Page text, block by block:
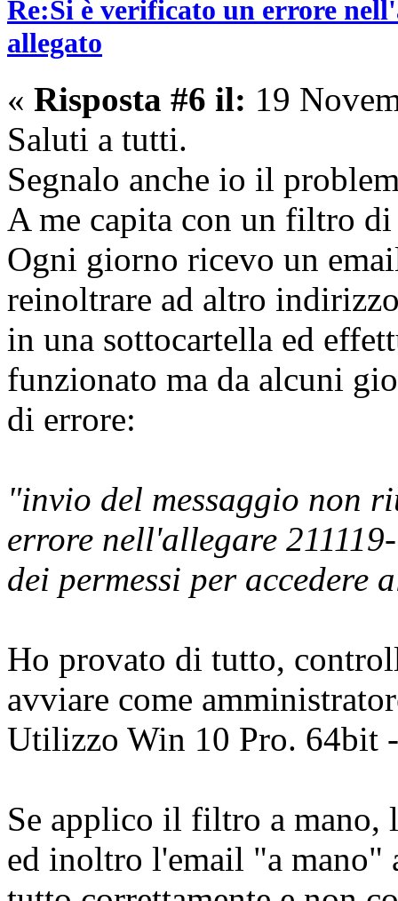
Re:Si è verificato un errore
allegato
« Risposta #6 il: 19
Saluti a tutti.
Segnalo anche io il
A me capita con un filtro
Ogni giorno ricevo un
reinoltrare ad altro
in una sottocartella ed
funzionato ma da alcuni
di errore:
"invio del messaggio non
errore nell'allegare
dei permessi per accedere
Ho provato di tutto,
avviare come
Utilizzo Win 10 Pro. 64bit
Se applico il filtro a mano,
ed inoltro l'email "a